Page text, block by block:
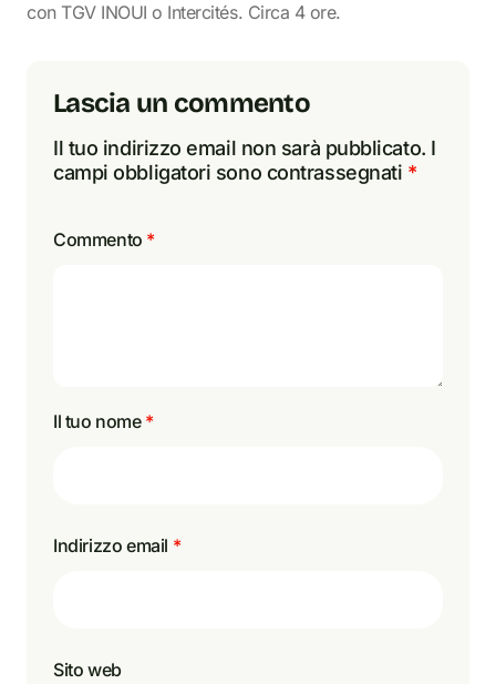
con TGV INOUI o Intercités. Circa 4 ore.
Lascia un commento
Il tuo indirizzo email non sarà pubblicato. I
campi obbligatori sono contrassegnati *
Commento *
Il tuo nome *
Indirizzo email *
Sito web